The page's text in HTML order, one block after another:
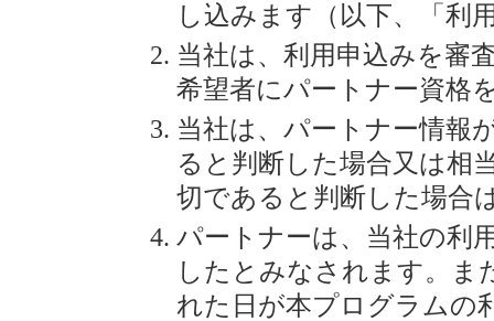
し込みます（以下、「利
当社は、利用申込みを審
希望者にパートナー資格
当社は、パートナー情報
ると判断した場合又は相
切であると判断した場合
パートナーは、当社の利
したとみなされます。ま
れた日が本プログラムの